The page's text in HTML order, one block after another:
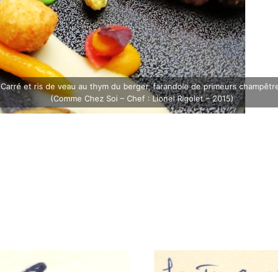
Carré et ris de veau au thym du berger, farandole de primeurs
(Comme Chez Soi – Chef : Lionel Rigolet – 2015)